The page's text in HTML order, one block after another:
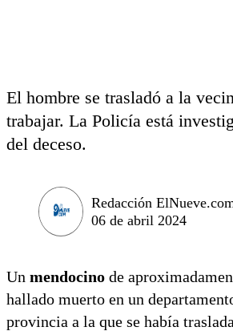
El hombre se trasladó a la
trabajar. La Policía está
del deceso.
Redacción
06 de abril 2024
Un mendocino de
hallado muerto en un
provincia a la que se había